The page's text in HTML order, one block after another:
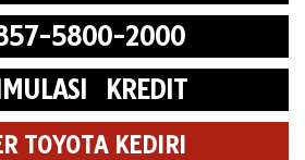
5800-2000
KREDIT
TOYOTA KEDIRI